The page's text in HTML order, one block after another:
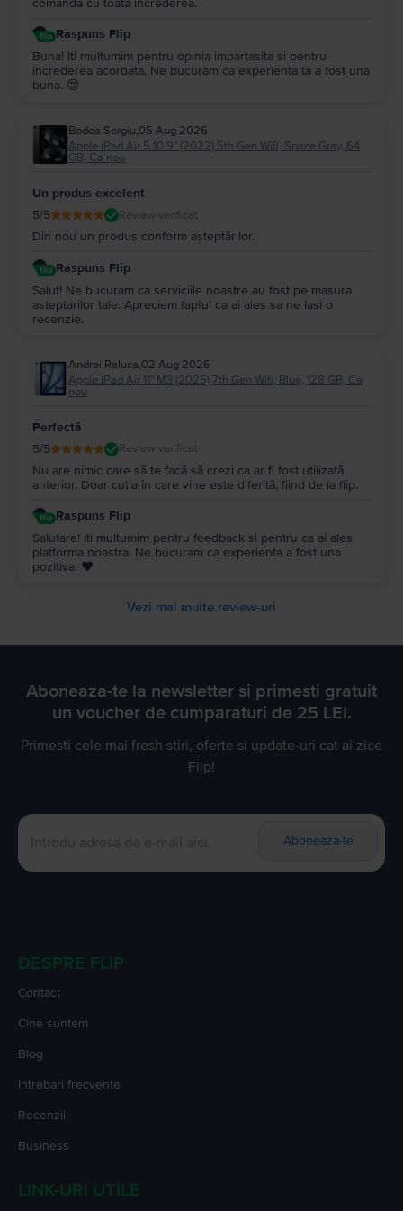
dinamice, la prețuri mai mult decât avantajoase pentru bugetul tău.
Raspuns Flip
Buna! Iti multumim pentru opinia impartasita si pentru
increderea acordata. Ne bucuram ca experienta ta a fost una
buna. 😍
Bodea Sergiu,05 Aug 2026
Apple iPad Air 5 10.9" (2022) 5th Gen Wifi, Space Gray, 64
GB, Ca nou
Un produs excelent
5/5 Review verificat
Din nou un produs conform așteptărilor.
Raspuns Flip
Salut! Ne bucuram ca serviciile noastre au fost pe masura
asteptarilor tale. Apreciem faptul ca ai ales sa ne lasi o
recenzie.
Andrei Raluca,02 Aug 2026
Apple iPad Air 11" M3 (2025) 7th Gen Wifi, Blue, 128 GB, Ca
nou
Perfectă
5/5 Review verificat
Nu are nimic care să te facă să crezi ca ar fi fost utilizată
anterior. Doar cutia în care vine este diferită, fiind de la flip.
Raspuns Flip
Salutare! Iti multumim pentru feedback si pentru ca ai ales
platforma noastra. Ne bucuram ca experienta a fost una
pozitiva. ❤️
Vezi mai multe review-uri
Aboneaza-te la newsletter si primesti gratuit
un voucher de cumparaturi de 25 LEI.
Primesti cele mai fresh stiri, oferte si update-uri cat ai zice
Flip!
Aboneaza-te
DESPRE FLIP
Contact
Cine suntem
Blog
Intrebari frecvente
Recenzii
Business
LINK-URI UTILE